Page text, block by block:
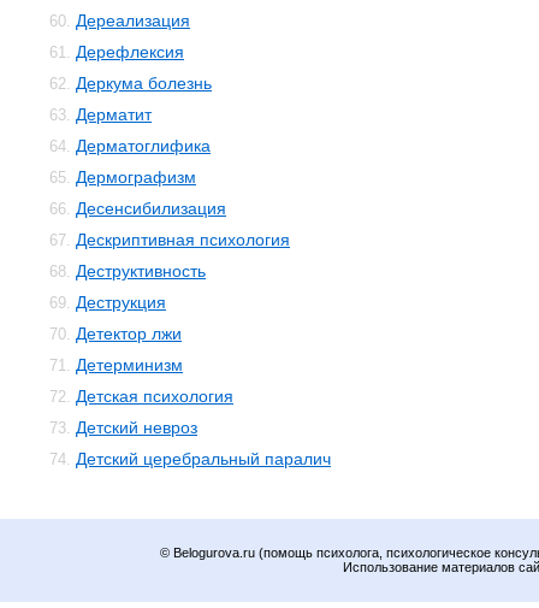
60. Дереализация
61. Дерефлексия
62. Деркума болезнь
63. Дерматит
64. Дерматоглифика
65. Дермографизм
66. Десенсибилизация
67. Дескриптивная психология
68. Деструктивность
69. Деструкция
70. Детектор лжи
71. Детерминизм
72. Детская психология
73. Детский невроз
74. Детский церебральный паралич
© Belogurova.ru (помощь психолога, психологическое
Использование материалов